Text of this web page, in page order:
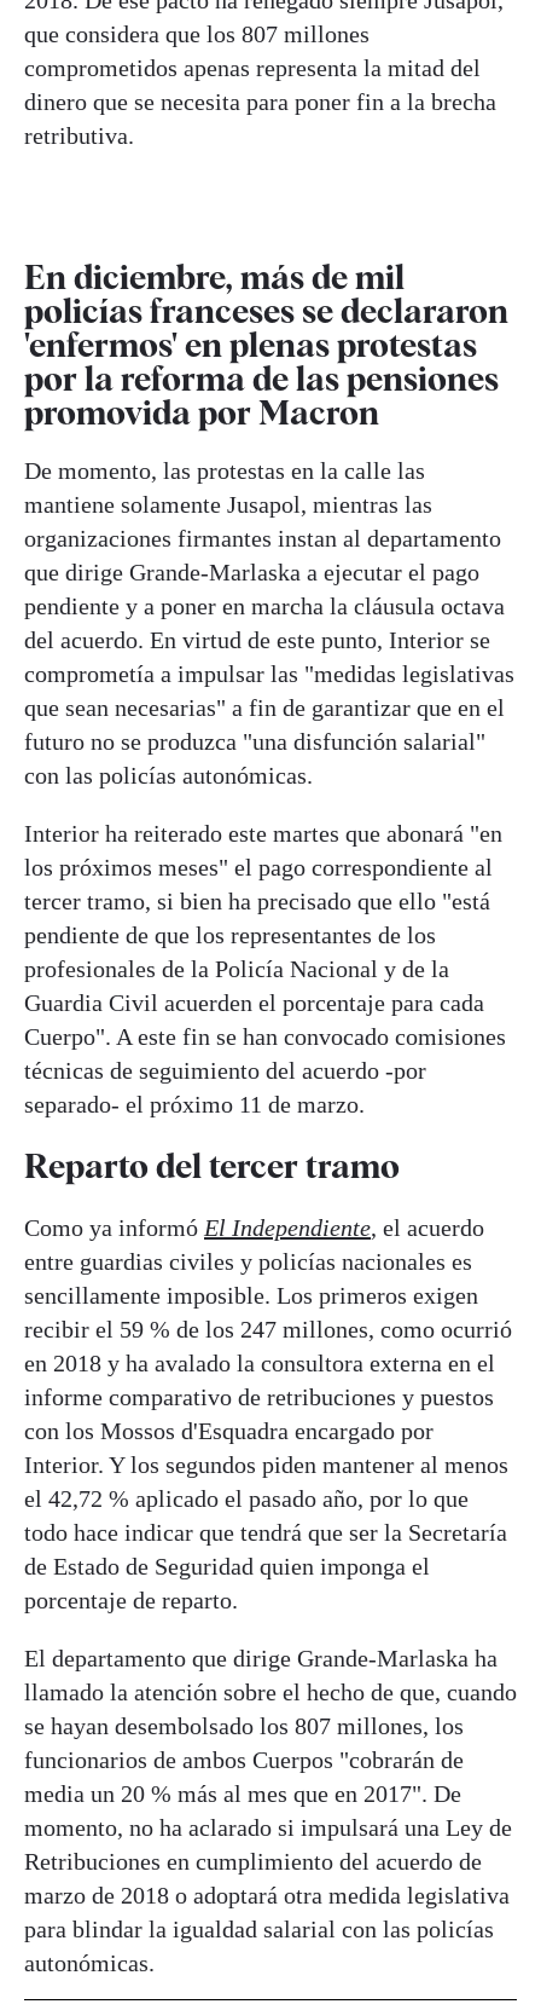
que considera que los 807 millones
comprometidos apenas representa la mitad del
dinero que se necesita para poner fin a la brecha
retributiva.
En diciembre, más de mil
policías franceses se declararon
'enfermos' en plenas protestas
por la reforma de las pensiones
promovida por Macron
De momento, las protestas en la calle las
mantiene solamente Jusapol, mientras las
organizaciones firmantes instan al departamento
que dirige Grande-Marlaska a ejecutar el pago
pendiente y a poner en marcha la cláusula octava
del acuerdo. En virtud de este punto, Interior se
comprometía a impulsar las "medidas legislativas
que sean necesarias" a fin de garantizar que en el
futuro no se produzca "una disfunción salarial"
con las policías autonómicas.
Interior ha reiterado este martes que abonará "en
los próximos meses" el pago correspondiente al
tercer tramo, si bien ha precisado que ello "está
pendiente de que los representantes de los
profesionales de la Policía Nacional y de la
Guardia Civil acuerden el porcentaje para cada
Cuerpo". A este fin se han convocado comisiones
técnicas de seguimiento del acuerdo -por
separado- el próximo 11 de marzo.
Reparto del tercer tramo
Como ya informó El Independiente, el acuerdo
entre guardias civiles y policías nacionales es
sencillamente imposible. Los primeros exigen
recibir el 59 % de los 247 millones, como ocurrió
en 2018 y ha avalado la consultora externa en el
informe comparativo de retribuciones y puestos
con los Mossos d'Esquadra encargado por
Interior. Y los segundos piden mantener al menos
el 42,72 % aplicado el pasado año, por lo que
todo hace indicar que tendrá que ser la Secretaría
de Estado de Seguridad quien imponga el
porcentaje de reparto.
El departamento que dirige Grande-Marlaska ha
llamado la atención sobre el hecho de que, cuando
se hayan desembolsado los 807 millones, los
funcionarios de ambos Cuerpos "cobrarán de
media un 20 % más al mes que en 2017". De
momento, no ha aclarado si impulsará una Ley de
Retribuciones en cumplimiento del acuerdo de
marzo de 2018 o adoptará otra medida legislativa
para blindar la igualdad salarial con las policías
autonómicas.